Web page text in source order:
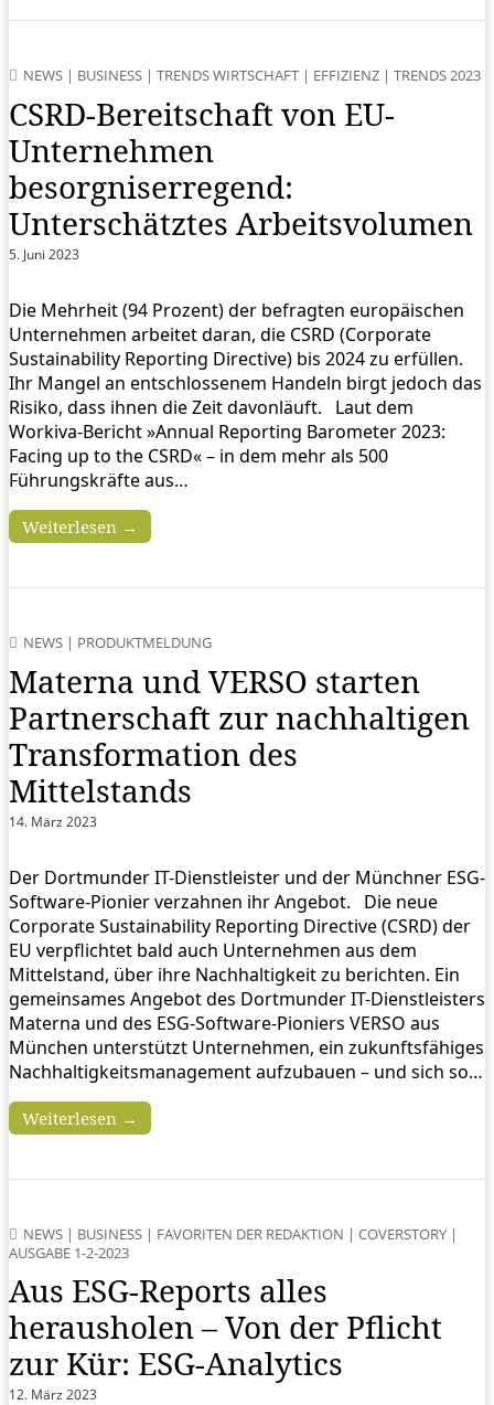
NEWS | BUSINESS | TRENDS WIRTSCHAFT | EFFIZIENZ | TRENDS 2023
CSRD-Bereitschaft von EU-
Unternehmen
besorgniserregend:
Unterschätztes Arbeitsvolumen
5. Juni 2023
Die Mehrheit (94 Prozent) der befragten europäischen
Unternehmen arbeitet daran, die CSRD (Corporate
Sustainability Reporting Directive) bis 2024 zu erfüllen.
Ihr Mangel an entschlossenem Handeln birgt jedoch das
Risiko, dass ihnen die Zeit davonläuft. Laut dem
Workiva-Bericht »Annual Reporting Barometer 2023:
Facing up to the CSRD« – in dem mehr als 500
Führungskräfte aus…
Weiterlesen →
NEWS | PRODUKTMELDUNG
Materna und VERSO starten
Partnerschaft zur nachhaltigen
Transformation des
Mittelstands
14. März 2023
Der Dortmunder IT-Dienstleister und der Münchner ESG-
Software-Pionier verzahnen ihr Angebot. Die neue
Corporate Sustainability Reporting Directive (CSRD) der
EU verpflichtet bald auch Unternehmen aus dem
Mittelstand, über ihre Nachhaltigkeit zu berichten. Ein
gemeinsames Angebot des Dortmunder IT-Dienstleisters
Materna und des ESG-Software-Pioniers VERSO aus
München unterstützt Unternehmen, ein zukunftsfähiges
Nachhaltigkeitsmanagement aufzubauen – und sich so…
Weiterlesen →
NEWS | BUSINESS | FAVORITEN DER REDAKTION | COVERSTORY |
AUSGABE 1-2-2023
Aus ESG-Reports alles
herausholen – Von der Pflicht
zur Kür: ESG-Analytics
12. März 2023